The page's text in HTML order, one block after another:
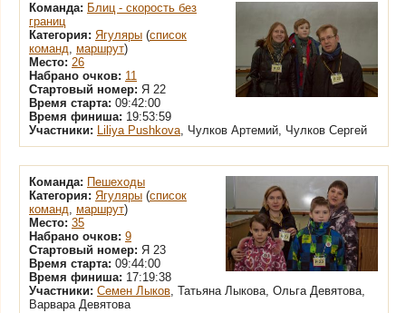
Команда: Блиц - скорость без
границ
Категория: Ягуляры (список
команд, маршрут)
Место: 26
Набрано очков: 11
Стартовый номер: Я 22
Время старта: 09:42:00
Время финиша: 19:53:59
Участники: Liliya Pushkova, Чулков Артемий, Чулков Сергей
Команда: Пешеходы
Категория: Ягуляры (список
команд, маршрут)
Место: 35
Набрано очков: 9
Стартовый номер: Я 23
Время старта: 09:44:00
Время финиша: 17:19:38
Участники: Семен Лыков, Татьяна Лыкова, Ольга Девятова,
Варвара Девятова